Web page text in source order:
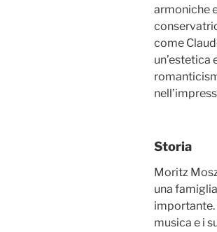
armoniche
come
un’estetica
Storia
Moritz
una
importante.
musica e i